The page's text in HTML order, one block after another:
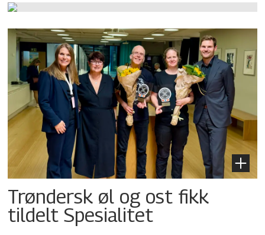
Trøndersk øl og ost fikk
tildelt Spesialitet